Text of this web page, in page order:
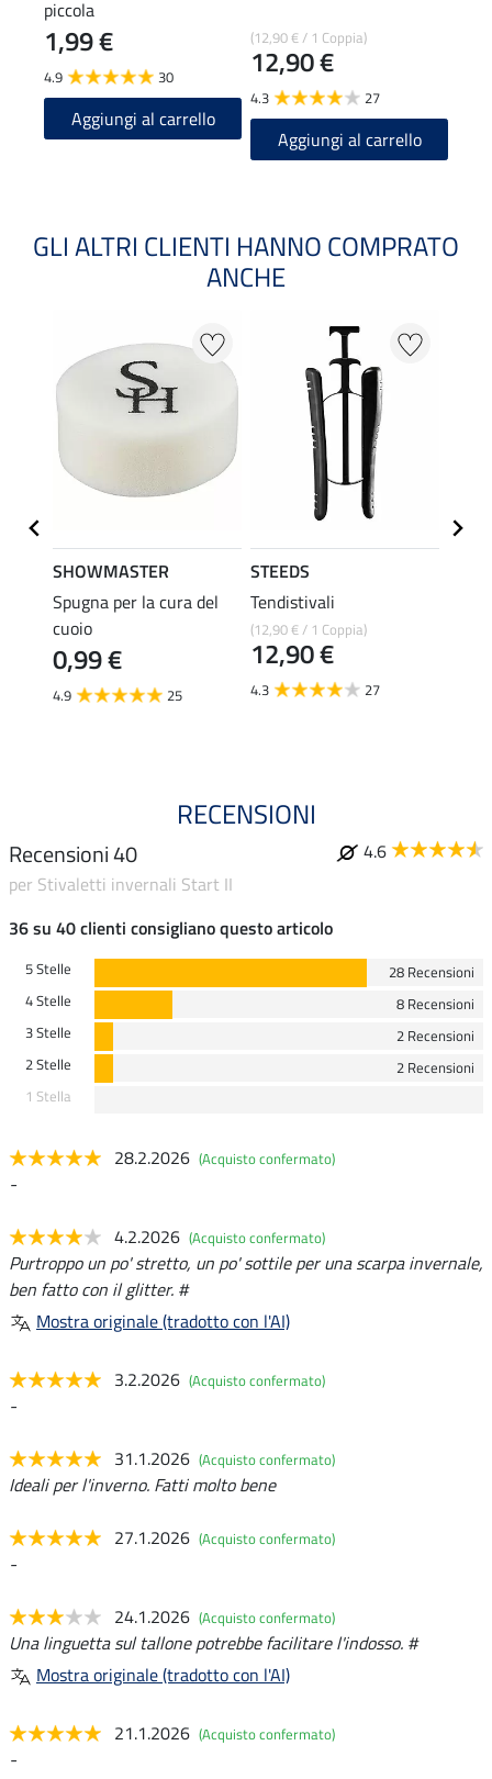
piccola
1,99 €
4.9 30
Aggiungi al carrello
(12,90 € / 1 Coppia)
12,90 €
4.3 27
Aggiungi al carrello
GLI ALTRI CLIENTI HANNO COMPRATO
ANCHE
SHOWMASTER
Spugna per la cura del
cuoio
0,99 €
4.9 25
STEEDS
Tendistivali
(12,90 € / 1 Coppia)
12,90 €
4.3 27
RECENSIONI
Recensioni 40
4.6
per Stivaletti invernali Start II
36 su 40 clienti consigliano questo articolo
5 Stelle
28 Recensioni
4 Stelle
8 Recensioni
3 Stelle
2 Recensioni
2 Stelle
2 Recensioni
1 Stella
28.2.2026 (Acquisto confermato)
-
4.2.2026 (Acquisto confermato)
Purtroppo un po' stretto, un po' sottile per una scarpa invernale,
ben fatto con il glitter. #
Mostra originale (tradotto con l'AI)
3.2.2026 (Acquisto confermato)
-
31.1.2026 (Acquisto confermato)
Ideali per l'inverno. Fatti molto bene
27.1.2026 (Acquisto confermato)
-
24.1.2026 (Acquisto confermato)
Una linguetta sul tallone potrebbe facilitare l'indosso. #
Mostra originale (tradotto con l'AI)
21.1.2026 (Acquisto confermato)
-